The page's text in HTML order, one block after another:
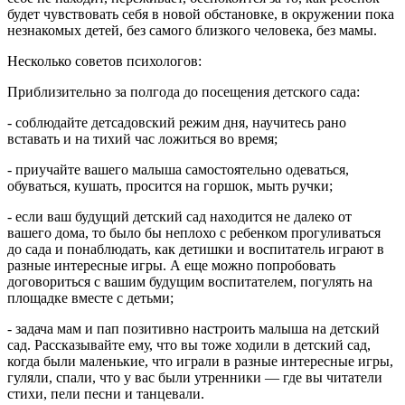
будет чувствовать себя в новой обстановке, в окружении пока
незнакомых детей, без самого близкого человека, без мамы.
Несколько советов психологов:
Приблизительно за полгода до посещения детского сада:
- соблюдайте детсадовский режим дня, научитесь рано
вставать и на тихий час ложиться во время;
- приучайте вашего малыша самостоятельно одеваться,
обуваться, кушать, просится на горшок, мыть ручки;
- если ваш будущий детский сад находится не далеко от
вашего дома, то было бы неплохо с ребенком прогуливаться
до сада и понаблюдать, как детишки и воспитатель играют в
разные интересные игры. А еще можно попробовать
договориться с вашим будущим воспитателем, погулять на
площадке вместе с детьми;
- задача мам и пап позитивно настроить малыша на детский
сад. Рассказывайте ему, что вы тоже ходили в детский сад,
когда были маленькие, что играли в разные интересные игры,
гуляли, спали, что у вас были утренники — где вы читатели
стихи, пели песни и танцевали.